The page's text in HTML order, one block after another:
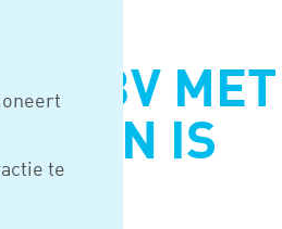
te
BV MET
IS